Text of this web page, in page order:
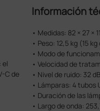
el
C de
Información
• Medidas: 82 × 27 ×
• Peso: 12,5 kg (15
• Modo de
• Velocidad de
• Nivel de ruido: 32 dB
• Lámparas: 4 tubos
• Duración de las
• Largo de onda: